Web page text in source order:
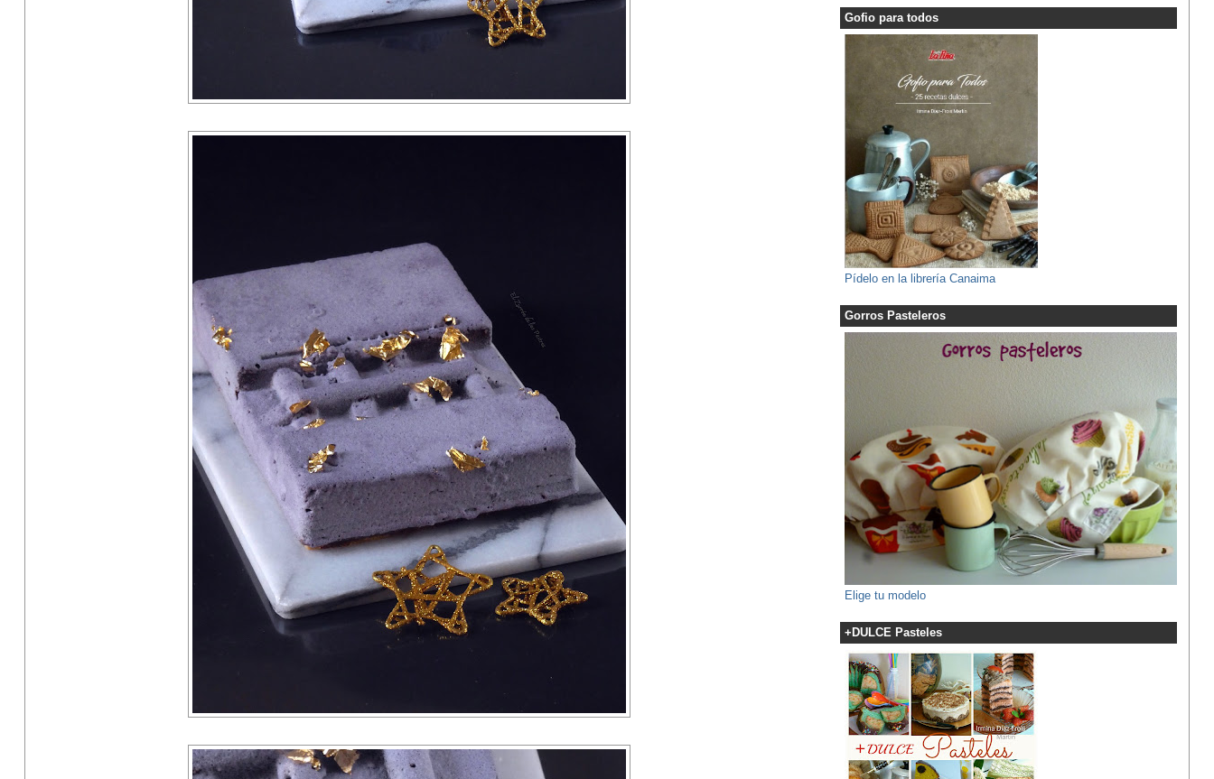
Gofio para todos
Pídelo en la librería Canaima
Gorros Pasteleros
Elige tu modelo
+DULCE Pasteles